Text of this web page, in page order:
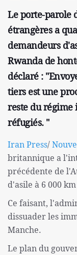
Le porte-parole
étrangères a
demandeurs
Rwanda de
déclaré :
tiers est une
reste du
réfugiés. "
Iran Press/
britannique a
précédente de
d'asile à 6 000
Ce faisant,
dissuader les
Manche.
Le plan du